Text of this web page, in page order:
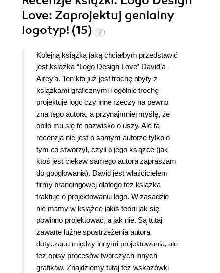
Love: Zaprojektuj genialny
logotyp! (15)
Kolejną książką jaką chciałbym przedstawić
jest książka “Logo Design Love” David’a
Airey’a. Ten kto już jest trochę obyty z
książkami graficznymi i ogólnie trochę
projektuje logo czy inne rzeczy na pewno
zna tego autora, a przynajmniej myślę, że
obiło mu się to nazwisko o uszy. Ale ta
recenzja nie jest o samym autorze tylko o
tym co stworzył, czyli o jego książce (jak
ktoś jest ciekaw samego autora zapraszam
do googlowania). David jest właścicielem
firmy brandingowej dlatego też książka
traktuje o projektowaniu logo. W zasadzie
nie mamy w książce jakiś teorii jak się
powinno projektować, a jak nie. Są tutaj
zawarte luźne spostrzeżenia autora
dotyczące między innymi projektowania, ale
też opisy procesów twórczych innych
grafików. Znajdziemy tutaj też wskazówki